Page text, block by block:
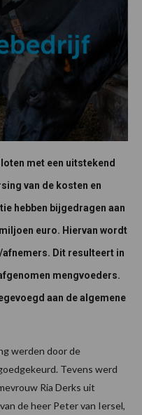
met een uitstekend
van de kosten en
hebben bijgedragen aan
euro. Hiervan wordt
Dit resulteert in
mengvoeders.
aan de algemene
werden door de
Tevens werd
Ria Derks uit
de heer Peter van Iersel,